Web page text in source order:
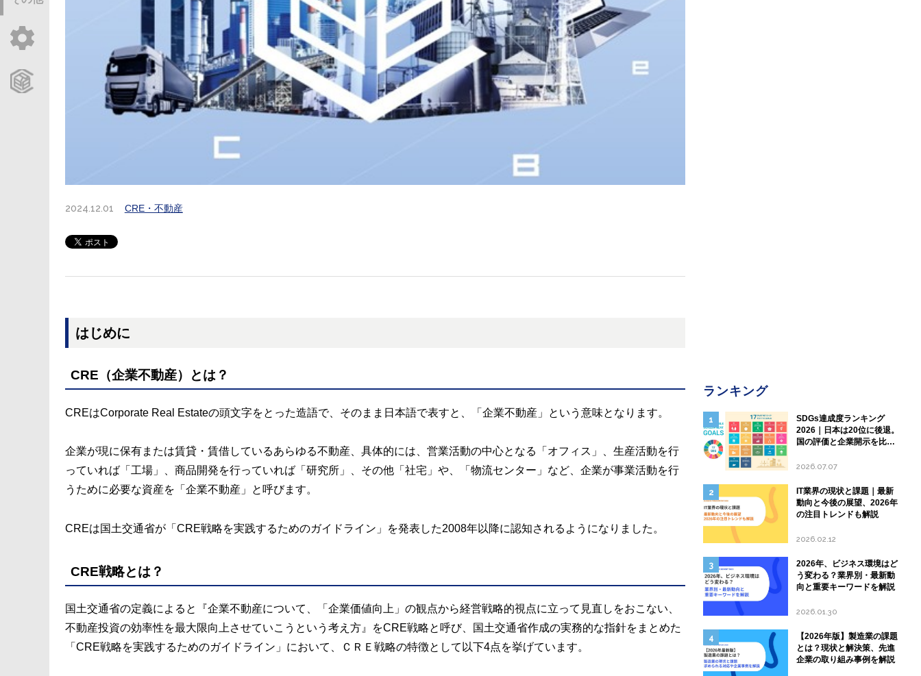
CCReBサービスのご案内
2024.12.01 CRE・不動産
はじめに
CRE（企業不動産）とは？
CREはCorporate Real Estateの頭文字をとった造語で、そのまま日本語で表すと、「企業不動産」という意味となります。
企業が現に保有または賃貸・賃借しているあらゆる不動産、具体的には、営業活動の中心となる「オフィス」、生産活動を行
っていれば「工場」、商品開発を行っていれば「研究所」、その他「社宅」や、「物流センター」など、企業が事業活動を行
うために必要な資産を「企業不動産」と呼びます。
CREは国土交通省が「CRE戦略を実践するためのガイドライン」を発表した2008年以降に認知されるようになりました。
CRE戦略とは？
国土交通省の定義によると『企業不動産について、「企業価値向上」の観点から経営戦略的視点に立って見直しをおこない、
不動産投資の効率性を最大限向上させていこうという考え方』をCRE戦略と呼び、国土交通省作成の実務的な指針をまとめた
「CRE戦略を実践するためのガイドライン」において、ＣＲＥ戦略の特徴として以下4点を挙げています。
ランキング
SDGs達成度ランキング
2026｜日本は20位に後退。
国の評価と企業開示を比較
2026.07.07
IT業界の現状と課題｜最新
動向と今後の展望、2026年
の注目トレンドも解説
2026.02.12
2026年、ビジネス環境はど
う変わる？業界別・最新動
向と重要キーワードを解説
2026.01.30
【2026年版】製造業の課題
とは？現状と解決策、先進
企業の取り組み事例を解説